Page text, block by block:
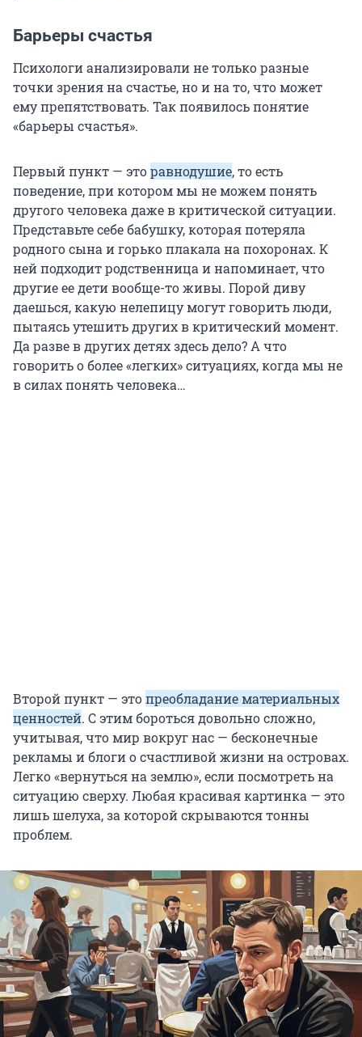
Барьеры счастья
Психологи анализировали не только разные
точки зрения на счастье, но и на то, что может
ему препятствовать. Так появилось понятие
«барьеры счастья».
Первый пункт — эторавнодушие, то есть
поведение, при котором мы не можем понять
другого человека даже в критической ситуации.
Представьте себе бабушку, которая потеряла
родного сына и горько плакала на похоронах. К
ней подходит родственница и напоминает, что
другие ее дети вообще-то живы. Порой диву
даешься, какую нелепицу могут говорить люди,
пытаясь утешить других в критический момент.
Да разве в других детях здесь дело? А что
говорить о более «легких» ситуациях, когда мы не
в силах понять человека…
Второй пункт — этопреобладание материальных
ценностей. С этим бороться довольно сложно,
учитывая, что мир вокруг нас — бесконечные
рекламы и блоги о счастливой жизни на островах.
Легко «вернуться на землю», если посмотреть на
ситуацию сверху. Любая красивая картинка — это
лишь шелуха, за которой скрываются тонны
проблем.